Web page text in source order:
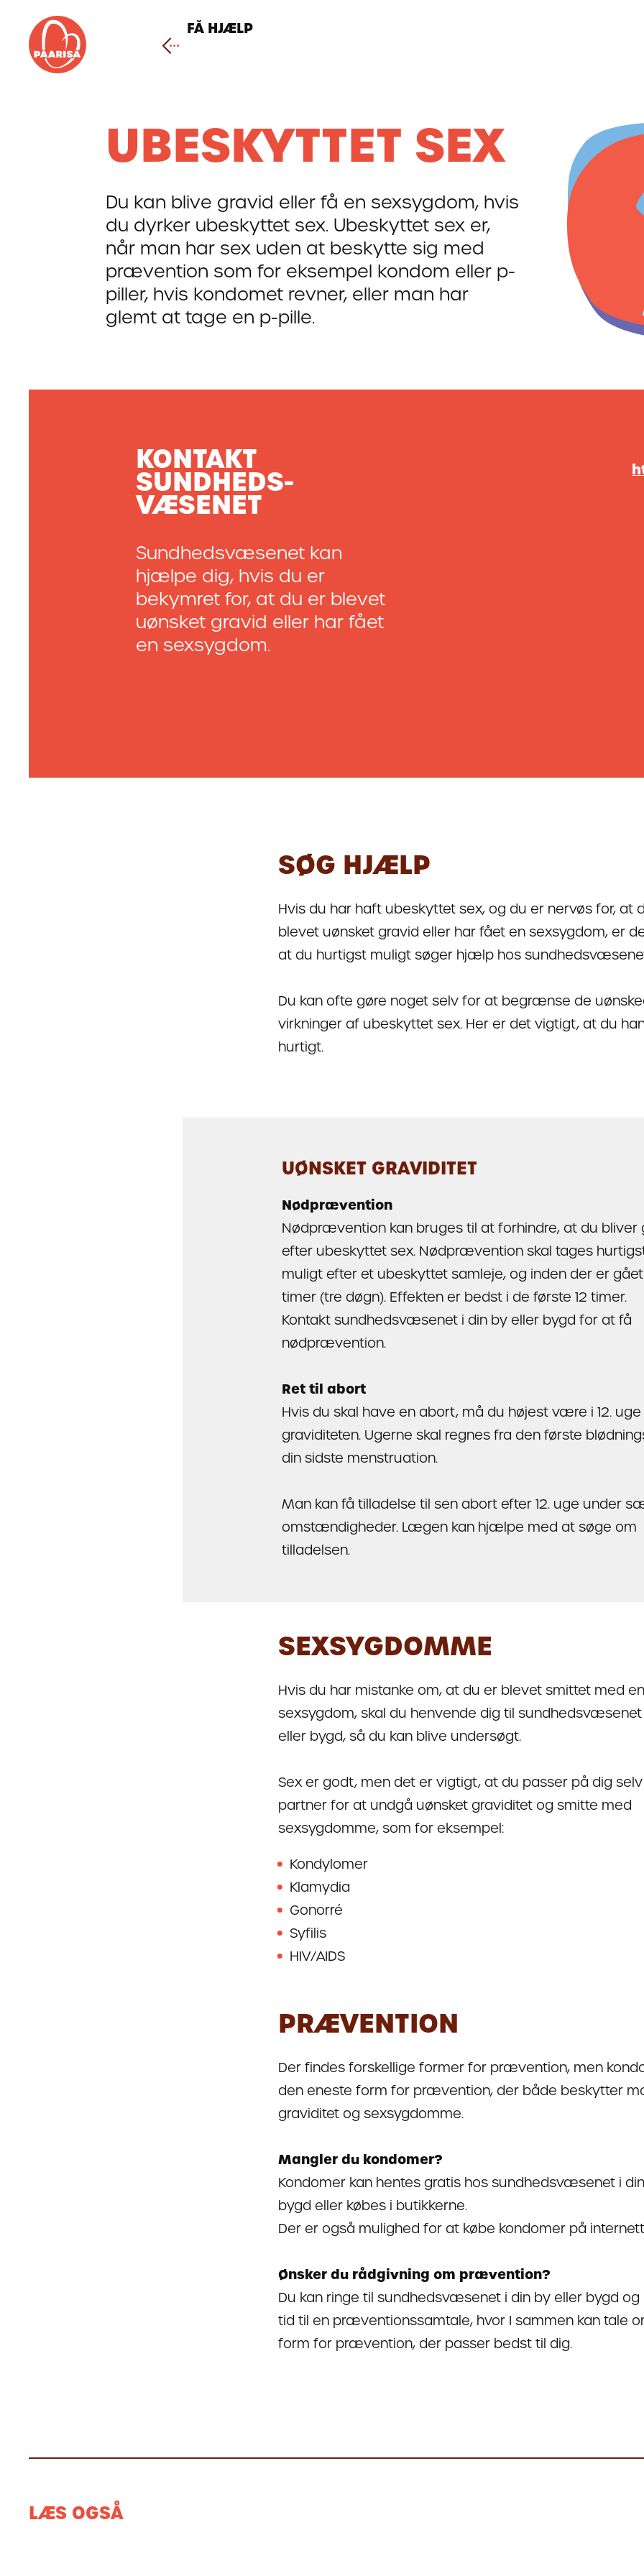
forsiden
FÅ HJÆLP
UBESKYTTET SEX
Du kan blive gravid eller få en sexsygdom, hvis
du dyrker ubeskyttet sex. Ubeskyttet sex er,
når man har sex uden at beskytte sig med
prævention som for eksempel kondom eller p-
piller, hvis kondomet revner, eller man har
glemt at tage en p-pille.
KONTAKT
SUNDHEDS­
VÆSENET
Sundhedsvæsenet kan
hjælpe dig, hvis du er
bekymret for, at du er blevet
uønsket gravid eller har fået
en sexsygdom.
SØG HJÆLP
Hvis du har haft ubeskyttet sex, og du er nervøs for, at
blevet uønsket gravid eller har fået en sexsygdom, er
at du hurtigst muligt søger hjælp hos
Du kan ofte gøre noget selv for at begrænse de
virkninger af ubeskyttet sex. Her er det vigtigt, at du
hurtigt.
UØNSKET GRAVIDITET
Nødprævention
Nødprævention kan bruges til at forhindre, at du bliver
efter ubeskyttet sex. Nødprævention skal tages
muligt efter et ubeskyttet samleje, og inden der er
timer (tre døgn). Effekten er bedst i de første 12 timer.
Kontakt sundhedsvæsenet i din by eller bygd for at få
nødprævention.
Ret til abort
Hvis du skal have en abort, må du højest være i 12. uge
graviditeten. Ugerne skal regnes fra den første
din sidste menstruation.
Man kan få tilladelse til sen abort efter 12. uge under
omstændigheder. Lægen kan hjælpe med at søge om
tilladelsen.
SEXSYGDOMME
Hvis du har mistanke om, at du er blevet smittet med en
sexsygdom, skal du henvende dig til
eller bygd, så du kan blive undersøgt.
Sex er godt, men det er vigtigt, at du passer på dig
partner for at undgå uønsket graviditet og smitte med
sexsygdomme, som for eksempel:
Kondylomer
Klamydia
Gonorré
Syfilis
HIV/AIDS
PRÆVENTION
Der findes forskellige former for prævention, men
den eneste form for prævention, der både beskytter
graviditet og sexsygdomme.
Mangler du kondomer?
Kondomer kan hentes gratis hos sundhedsvæsenet i
bygd eller købes i butikkerne.
Der er også mulighed for at købe kondomer på
Ønsker du rådgivning om prævention?
Du kan ringe til sundhedsvæsenet i din by eller bygd og
tid til en præventionssamtale, hvor I sammen kan tale
form for prævention, der passer bedst til dig.
LÆS OGSÅ